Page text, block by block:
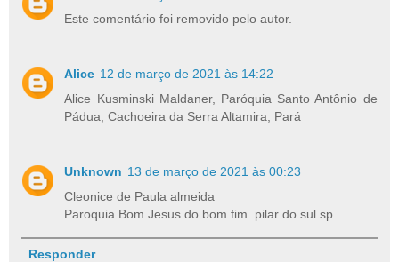
Este comentário foi removido pelo autor.
Alice 12 de março de 2021 às 14:22
Alice Kusminski Maldaner, Paróquia Santo Antônio de
Pádua, Cachoeira da Serra Altamira, Pará
Unknown 13 de março de 2021 às 00:23
Cleonice de Paula almeida
Paroquia Bom Jesus do bom fim..pilar do sul sp
Responder